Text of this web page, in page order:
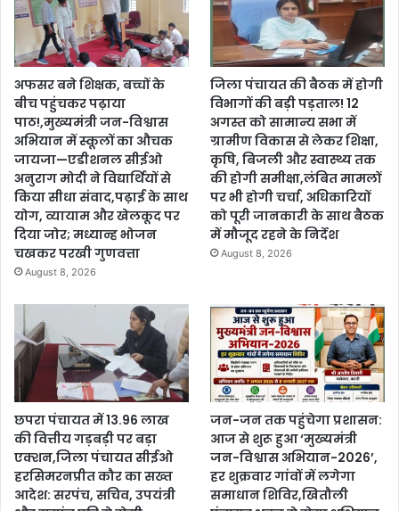
अफसर बने शिक्षक, बच्चों के
बीच पहुंचकर पढ़ाया
पाठ!,मुख्यमंत्री जन-विश्वास
अभियान में स्कूलों का औचक
जायजा—एडीशनल सीईओ
अनुराग मोदी ने विद्यार्थियों से
किया सीधा संवाद,पढ़ाई के साथ
योग, व्यायाम और खेलकूद पर
दिया जोर; मध्यान्ह भोजन
चखकर परखी गुणवत्ता
August 8, 2026
जिला पंचायत की बैठक में होगी
विभागों की बड़ी पड़ताल! 12
अगस्त को सामान्य सभा में
ग्रामीण विकास से लेकर शिक्षा,
कृषि, बिजली और स्वास्थ्य तक
की होगी समीक्षा,लंबित मामलों
पर भी होगी चर्चा, अधिकारियों
को पूरी जानकारी के साथ बैठक
में मौजूद रहने के निर्देश
August 8, 2026
छपरा पंचायत में 13.96 लाख
की वित्तीय गड़बड़ी पर बड़ा
एक्शन,जिला पंचायत सीईओ
हरसिमरनप्रीत कौर का सख्त
आदेश: सरपंच, सचिव, उपयंत्री
जन-जन तक पहुंचेगा प्रशासन:
आज से शुरू हुआ ‘मुख्यमंत्री
जन-विश्वास अभियान-2026’,
हर शुक्रवार गांवों में लगेगा
समाधान शिविर,खितौली